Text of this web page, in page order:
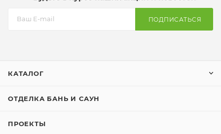
ПОДПИСАТЬСЯ
КАТАЛОГ
ОТДЕЛКА БАНЬ И САУН
ПРОЕКТЫ